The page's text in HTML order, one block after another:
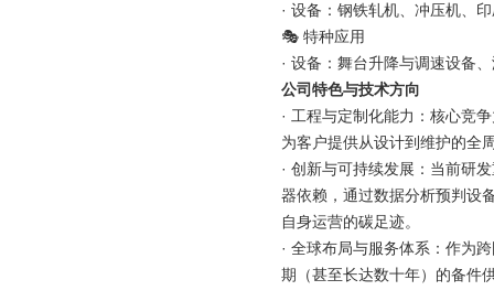
· 设备：钢铁轧机、冲压机、
🎭 特种应用
· 设备：舞台升降与调速设备
公司特色与技术方向
· 工程与定制化能力：核心竞
为客户提供从设计到维护的全
· 创新与可持续发展：当前研
器依赖，通过数据分析预判设
自身运营的碳足迹。
· 全球布局与服务体系：作为
期（甚至长达数十年）的备件